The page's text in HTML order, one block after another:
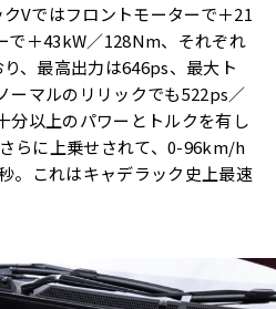
Vではフロントモーターで＋21
で＋43kW／128Nm、それぞれ
、最高出力は646ps、最大ト
ーマルのリリックでも522ps／
分以上のパワーとトルクを有し
らに上乗せされて、0-96km/h
。これはキャデラック史上最速